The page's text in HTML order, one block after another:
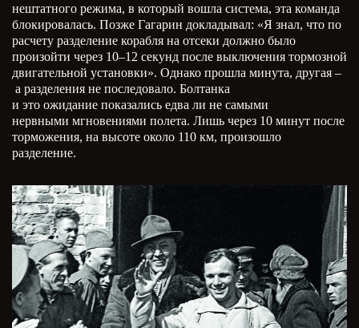
нештатного режима, в который вошла система, эта команда
блокировалась. Позже Гагарин докладывал: «Я знал, что по
расчету разделение корабля на отсеки должно было
произойти через 10–12 секунд после выключения тормозной
двигательной установки». Однако прошла минута, другая –
а разделения не последовало. Болтанка
и это ожидание показались едва ли не самыми
нервными мгновениями полета. Лишь через 10 минут после
торможения, на высоте около 110 км, произошло
разделение.